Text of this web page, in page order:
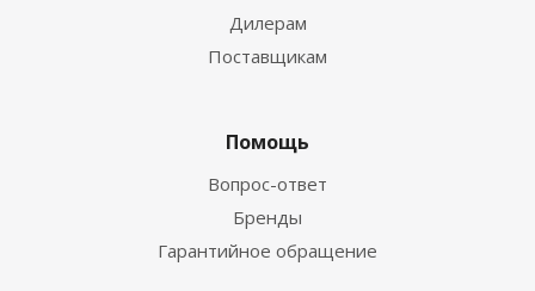
Дилерам
Поставщикам
Помощь
Вопрос-ответ
Бренды
Гарантийное обращение